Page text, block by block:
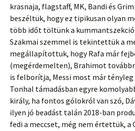
krasnaja, flagstaff, MK, Bandi és
beszéltük, hogy ez tipikusan olyan
több időt töltünk a
Szakmai szemmel is tekintettük a
megállapítottuk, hogy Rafa már
(megérdemelten), Brahimot
is felborítja, Messi most már
Tonhal támadásban egyre
király, ha fontos gólokról van szó,
ilyen jó beadást talán 2018-ban
fedi a meccset, még nem értettük, a